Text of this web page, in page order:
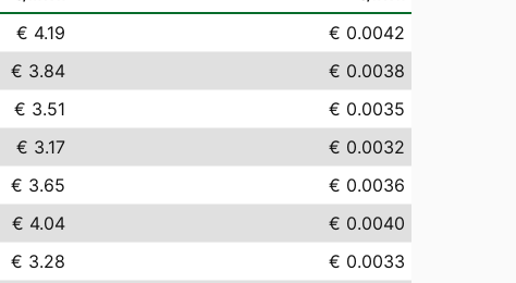
€ 4.19
€ 0.0042
€ 3.84
€ 0.0038
€ 3.51
€ 0.0035
€ 3.17
€ 0.0032
€ 3.65
€ 0.0036
€ 4.04
€ 0.0040
€ 3.28
€ 0.0033